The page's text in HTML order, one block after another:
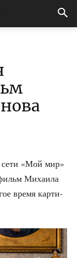
сети «Мой мир»
Миха­и­ла
вре­мя кар­ти­